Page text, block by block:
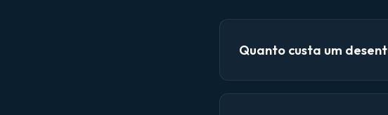
Quanto custa um